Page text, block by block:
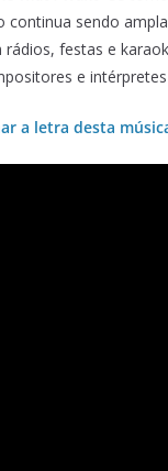
continua sendo
festas e
e
a letra desta